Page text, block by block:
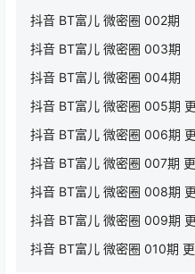
抖音 BT富儿 微密圈 002期
抖音 BT富儿 微密圈 003期
抖音 BT富儿 微密圈 004期
抖音 BT富儿 微密圈 005期
抖音 BT富儿 微密圈 006期
抖音 BT富儿 微密圈 007期
抖音 BT富儿 微密圈 008期
抖音 BT富儿 微密圈 009期
抖音 BT富儿 微密圈 010期